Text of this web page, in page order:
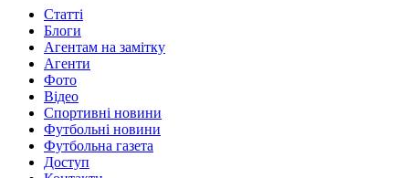
Статті
Блоги
Агентам на замітку
Агенти
Фото
Відео
Спортивні новини
Футбольні новини
Футбольна газета
Доступ